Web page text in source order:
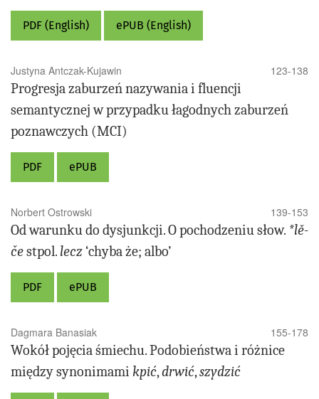
PDF (English) ePUB (English)
Justyna Antczak-Kujawin 123-138
Progresja zaburzeń nazywania i fluencji
semantycznej w przypadku łagodnych zaburzeń
poznawczych (MCI)
PDF ePUB
Norbert Ostrowski 139-153
Od warunku do dysjunkcji. O pochodzeniu słow. *lě-
čestpol. lecz ‘chyba że; albo’
PDF ePUB
Dagmara Banasiak 155-178
Wokół pojęcia śmiechu. Podobieństwa i różnice
między synonimami kpić,drwić,szydzić